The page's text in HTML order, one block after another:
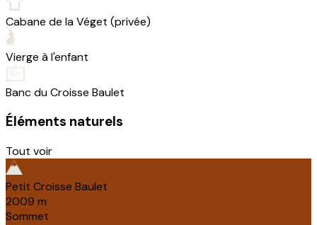
Cabane de la Véget (privée)
Vierge à l'enfant
Banc du Croisse Baulet
Éléments naturels
Tout voir
Petit Croisse Baulet
2009 m
Sommet